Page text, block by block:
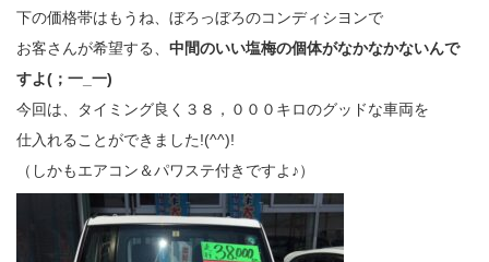
下の価格帯はもうね、ぼろっぼろのコンディシヨンで
お客さんが希望する、 中間のいい塩梅の個体がなかなかないんで
すよ(；一_一)
今回は、タイミング良く３８，０００キロのグッドな車両を
仕入れることができました!(^^)!
（しかもエアコン＆パワステ付きですよ♪）